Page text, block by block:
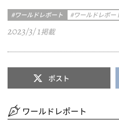
ワールドレポート ワールドレポー
2023/3/ 1掲載
ポスト
ワールドレポート